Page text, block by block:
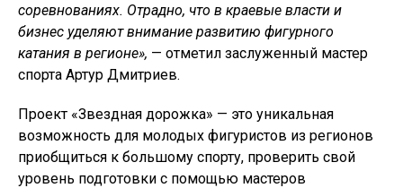
соревнованиях. Отрадно, что в краевые власти и
бизнес уделяют внимание развитию фигурного
катания в регионе», — отметил заслуженный мастер
спорта Артур Дмитриев.
Проект «Звездная дорожка» — это уникальная
возможность для молодых фигуристов из регионов
приобщиться к большому спорту, проверить свой
уровень подготовки с помощью мастеров